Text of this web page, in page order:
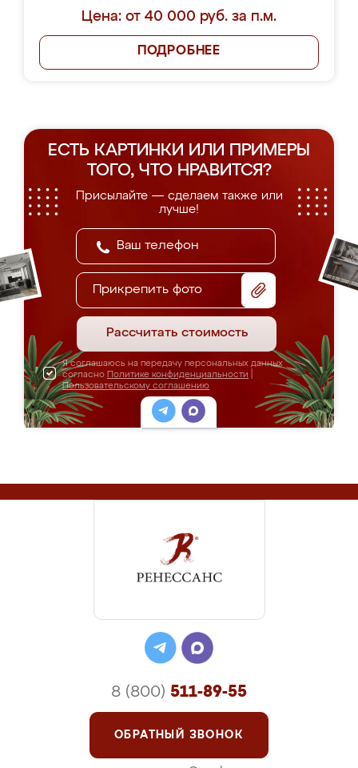
Цена: от 40 000 руб. за п.м.
ПОДРОБНЕЕ
ЕСТЬ КАРТИНКИ ИЛИ ПРИМЕРЫ
ТОГО, ЧТО НРАВИТСЯ?
Присылайте — сделаем также или
лучше!
Прикрепить фото
Рассчитать стоимость
Я соглашаюсь на передачу персональных данных
согласно Политике конфиденциальности
Пользовательскому соглашению
8 (800) 511-89-55
ОБРАТНЫЙ ЗВОНОК